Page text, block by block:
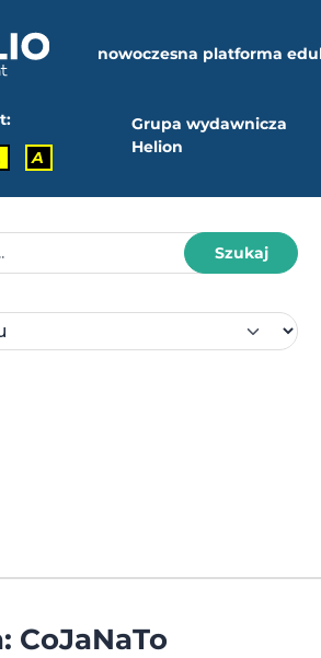
nowoczesna platforma
A
Grupa wydawnicza
Helion
Szukaj
CoJaNaTo